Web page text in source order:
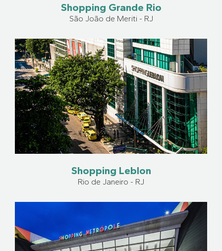
Shopping Grande Rio
São João de Meriti - RJ
Shopping Leblon
Rio de Janeiro - RJ